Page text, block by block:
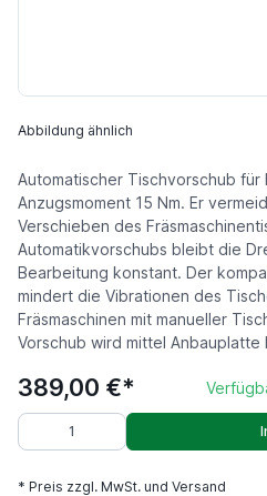
Abbildung ähnlich
Automatischer Tischvorschub für
Anzugsmoment 15 Nm. Er
Verschieben des
Automatikvorschubs bleibt die
Bearbeitung konstant. Der
mindert die Vibrationen des
Fräsmaschinen mit manueller
Vorschub wird mittel Anbauplatte
389,00 €*
* Preis zzgl. MwSt. und Versand